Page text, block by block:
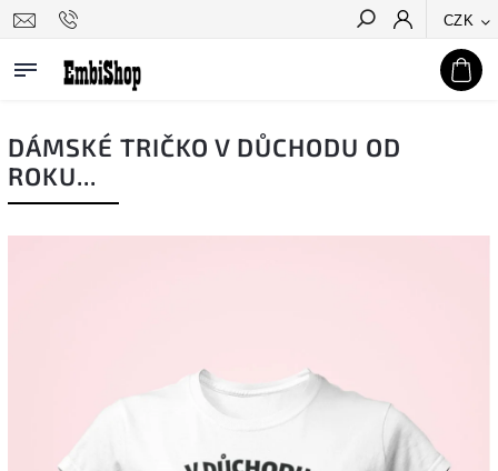
CZK
Hledat
DÁMSKÉ TRIČKO V DŮCHODU OD
ROKU...